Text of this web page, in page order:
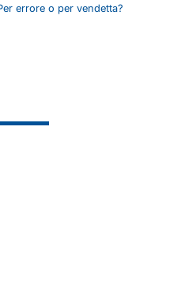
errore o per vendetta?